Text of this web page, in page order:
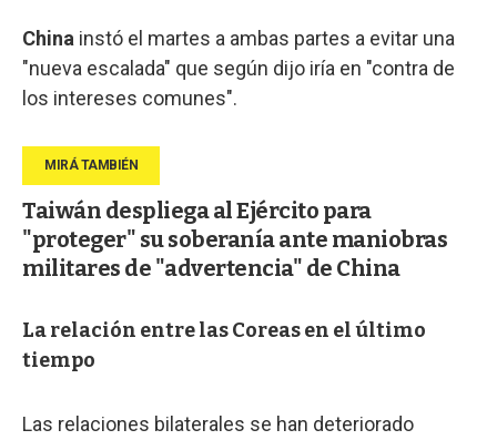
China instó el martes a ambas partes a evitar una
"nueva escalada" que según dijo iría en "contra de
los intereses comunes".
Taiwán despliega al Ejército para
"proteger" su soberanía ante maniobras
militares de "advertencia" de China
La relación entre las Coreas en el último
tiempo
Las relaciones bilaterales se han deteriorado